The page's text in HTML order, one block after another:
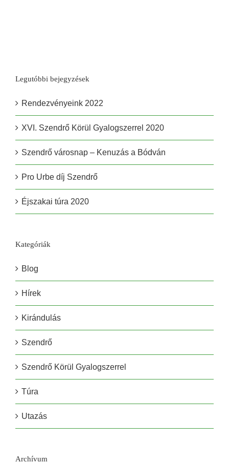
Legutóbbi bejegyzések
Rendezvényeink 2022
XVI. Szendrő Körül Gyalogszerrel 2020
Szendrő városnap – Kenuzás a Bódván
Pro Urbe díj Szendrő
Éjszakai túra 2020
Kategóriák
Blog
Hírek
Kirándulás
Szendrő
Szendrő Körül Gyalogszerrel
Túra
Utazás
Archívum